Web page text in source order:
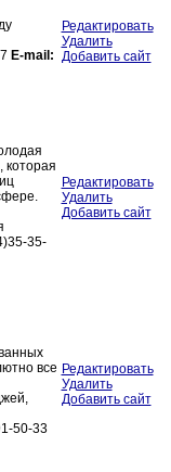
E-mail:
Редактировать
Удалить
Добавить сайт
которая
35-
Редактировать
Удалить
Добавить сайт
все
50-33
Редактировать
Удалить
Добавить сайт